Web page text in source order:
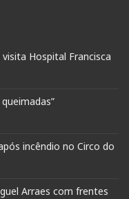
Hospital Francisca
incêndio no Circo do
Arraes com frentes